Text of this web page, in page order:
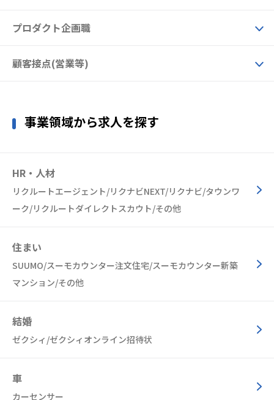
プロダクト企画職
顧客接点(営業等)
事業領域から求人を探す
HR・人材
リクルートエージェント/リクナビNEXT/リクナビ/タウンワ
ーク/リクルートダイレクトスカウト/その他
住まい
SUUMO/スーモカウンター注文住宅/スーモカウンター新築
マンション/その他
結婚
ゼクシィ/ゼクシィオンライン招待状
車
カーセンサー